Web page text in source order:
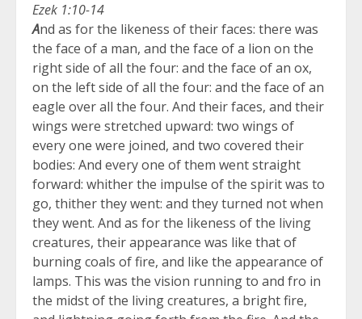
Ezek 1:10-14
And as for the likeness of their faces: there was
the face of a man, and the face of a lion on the
right side of all the four: and the face of an ox,
on the left side of all the four: and the face of an
eagle over all the four. And their faces, and their
wings were stretched upward: two wings of
every one were joined, and two covered their
bodies: And every one of them went straight
forward: whither the impulse of the spirit was to
go, thither they went: and they turned not when
they went. And as for the likeness of the living
creatures, their appearance was like that of
burning coals of fire, and like the appearance of
lamps. This was the vision running to and fro in
the midst of the living creatures, a bright fire,